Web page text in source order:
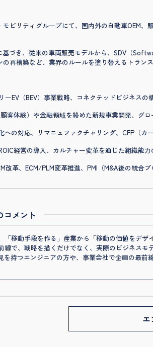
ビリティグループにて、国内外の自動車OEM
基づき、従来の車両販売モデルから、SDV（
再構築など、業界のルールを塗り替えるトラン
ーEV（BEV）事業戦略、コネクテッドビジネスの
客体験）や金融領域を絡めた新規事業開発、グロ
への対応、リマニュファクチャリング、CFP（カ
経営の導入、カルチャー変革を通じた組織能力
改革、ECM/PLM変革推進、PMI（M&A後の統合プ
コメント
「移動手段を作る」産業から「移動の価値をデ
線で、戦略を描くだけでなく、実際のビジネス
を持つエンジニアの方や、事業会社で企画の最
エ